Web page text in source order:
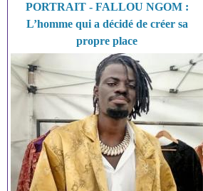
PORTRAIT - FALLOU NGOM :
L’homme qui a décidé de créer sa
propre place